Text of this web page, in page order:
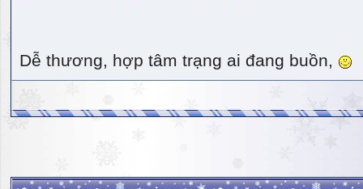
Dễ thương, hợp tâm trạng ai đang buồn,